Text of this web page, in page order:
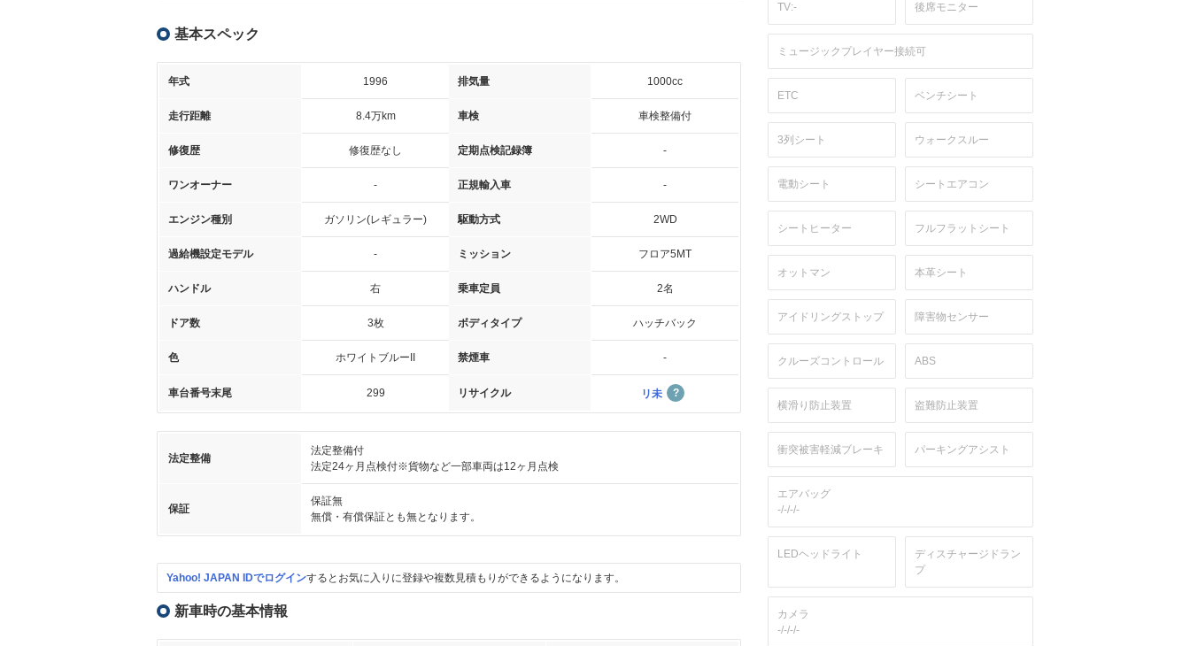
基本スペック
年式 1996 排気量 1000cc
走行距離 8.4万km 車検 車検整備付
修復歴 修復歴なし 定期点検記録簿 -
ワンオーナー - 正規輸入車 -
エンジン種別 ガソリン(レギュラー) 駆動方式 2WD
過給機設定モデル - ミッション フロア5MT
ハンドル 右 乗車定員 2名
ドア数 3枚 ボディタイプ ハッチバック
色 ホワイトブルーII 禁煙車 -
車台番号末尾 299 リサイクル リ未
法定整備
法定整備付
法定24ヶ月点検付※貨物など一部車両は12ヶ月点検
保証
保証無
無償・有償保証とも無となります。
Yahoo! JAPAN IDでログインするとお気に入りに登録や複数見積もりができるようになります。
新車時の基本情報
TV:- 後席モニター
ミュージックプレイヤー接続可
ETC ベンチシート
3列シート ウォークスルー
電動シート シートエアコン
シートヒーター フルフラットシート
オットマン 本革シート
アイドリングストップ 障害物センサー
クルーズコントロール ABS
横滑り防止装置 盗難防止装置
衝突被害軽減ブレーキ パーキングアシスト
エアバッグ
-/-/-/-
LEDヘッドライト
ディスチャージドラン
プ
カメラ
-/-/-/-